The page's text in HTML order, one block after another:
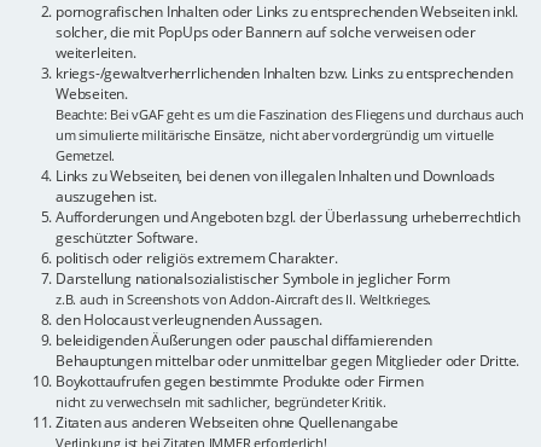
pornografischen Inhalten oder Links zu entsprechenden Webseiten inkl.
solcher, die mit PopUps oder Bannern auf solche verweisen oder
weiterleiten.
kriegs-/gewaltverherrlichenden Inhalten bzw. Links zu entsprechenden
Webseiten.
Beachte: Bei vGAF geht es um die Faszination des Fliegens und durchaus auch
um simulierte militärische Einsätze, nicht aber vordergründig um virtuelle
Gemetzel.
Links zu Webseiten, bei denen von illegalen Inhalten und Downloads
auszugehen ist.
Aufforderungen und Angeboten bzgl. der Überlassung urheberrechtlich
geschützter Software.
politisch oder religiös extremem Charakter.
Darstellung nationalsozialistischer Symbole in jeglicher Form
z.B. auch in Screenshots von Addon-Aircraft des II. Weltkrieges.
den Holocaust verleugnenden Aussagen.
beleidigenden Äußerungen oder pauschal diffamierenden
Behauptungen mittelbar oder unmittelbar gegen Mitglieder oder Dritte.
Boykottaufrufen gegen bestimmte Produkte oder Firmen
nicht zu verwechseln mit sachlicher, begründeter Kritik.
Zitaten aus anderen Webseiten ohne Quellenangabe
Verlinkung ist bei Zitaten IMMER erforderlich!